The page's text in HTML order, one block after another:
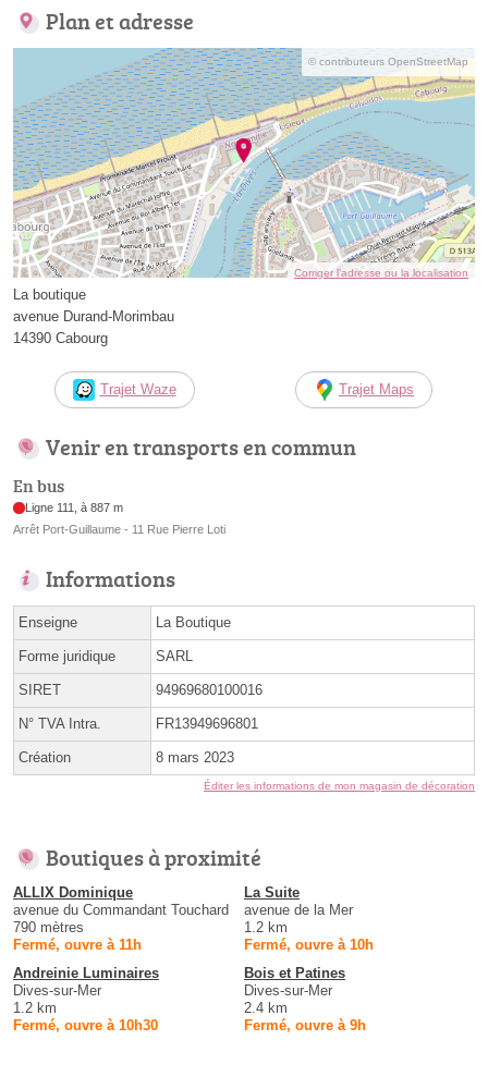
Plan et adresse
© contributeurs OpenStreetMap
Corriger l’adresse ou la localisation
La boutique
avenue Durand-Morimbau
14390 Cabourg
Trajet Waze Trajet Maps
Venir en transports en commun
En bus
Ligne 111, à 887 m
Arrêt Port-Guillaume - 11 Rue Pierre Loti
Informations
Enseigne La Boutique
Forme juridique SARL
SIRET 94969680100016
N° TVA Intra. FR13949696801
Création 8 mars 2023
Éditer les informations de mon magasin de décoration
Boutiques à proximité
ALLIX Dominique
avenue du Commandant Touchard
790 mètres
Fermé, ouvre à 11h
La Suite
avenue de la Mer
1.2 km
Fermé, ouvre à 10h
Andreinie Luminaires
Dives-sur-Mer
1.2 km
Fermé, ouvre à 10h30
Bois et Patines
Dives-sur-Mer
2.4 km
Fermé, ouvre à 9h